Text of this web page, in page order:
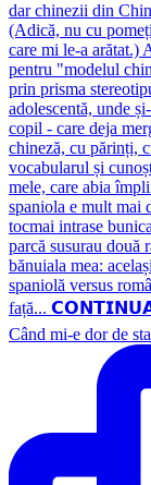
Când mi-e dor de